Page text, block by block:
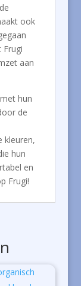
ook
Frugi
aan
hun
de
kleuren,
hun
en
Frugi!